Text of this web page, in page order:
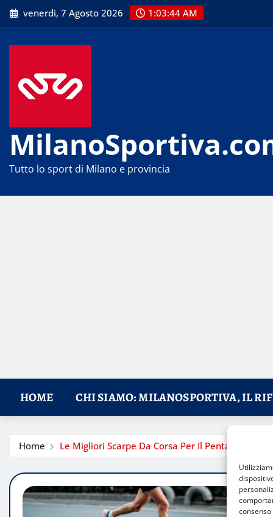
Skip
to
venerdì, 7 Agosto 2026 1:03:45 AM
Tutto lo sport di Milano e provincia
HOME CHI SIAMO: MILANOSPORTIVA, IL
Home Le Migliori Scarpe Da Corsa Per Il Pentathlon